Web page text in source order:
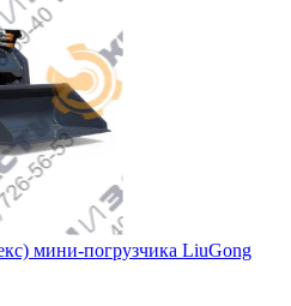
мини-погрузчика LiuGong